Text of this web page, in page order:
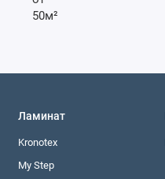
Ламинат
Kronotex
My Step